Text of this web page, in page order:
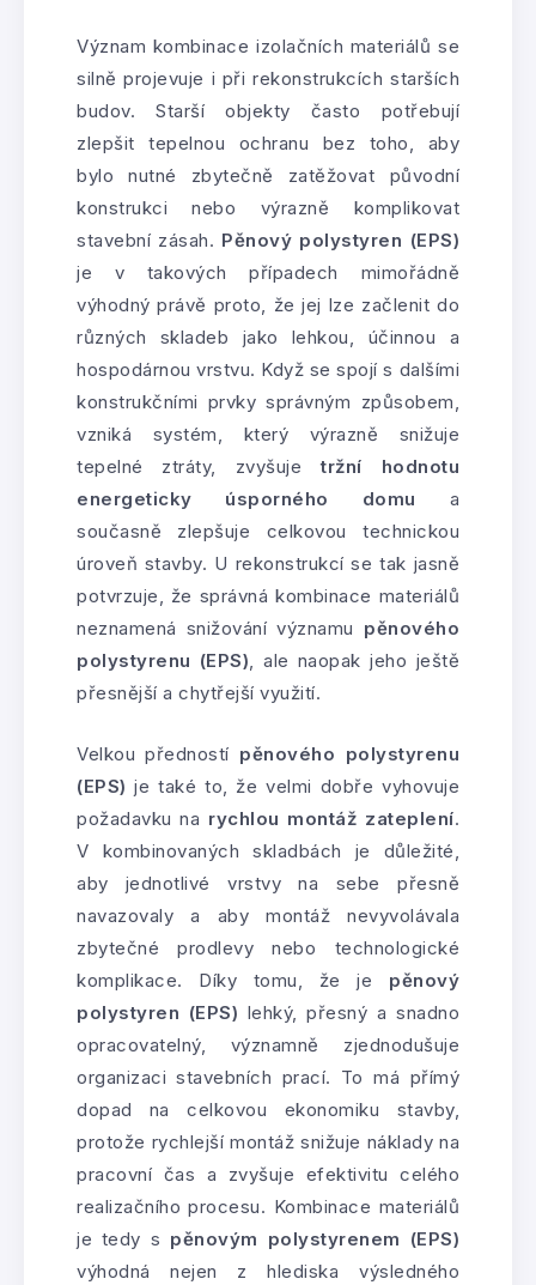
Význam kombinace izolačních materiálů se
silně projevuje i při rekonstrukcích starších
budov. Starší objekty často potřebují
zlepšit tepelnou ochranu bez toho, aby
bylo nutné zbytečně zatěžovat původní
konstrukci nebo výrazně komplikovat
stavební zásah. Pěnový polystyren (EPS)
je v takových případech mimořádně
výhodný právě proto, že jej lze začlenit do
různých skladeb jako lehkou, účinnou a
hospodárnou vrstvu. Když se spojí s dalšími
konstrukčními prvky správným způsobem,
vzniká systém, který výrazně snižuje
tepelné ztráty, zvyšujetržní hodnotu
energeticky úsporného domu a
současně zlepšuje celkovou technickou
úroveň stavby. U rekonstrukcí se tak jasně
potvrzuje, že správná kombinace materiálů
neznamená snižování významu pěnového
polystyrenu (EPS), ale naopak jeho ještě
přesnější a chytřejší využití.
Velkou předností pěnového polystyrenu
(EPS) je také to, že velmi dobře vyhovuje
požadavku na rychlou montáž zateplení.
V kombinovaných skladbách je důležité,
aby jednotlivé vrstvy na sebe přesně
navazovaly a aby montáž nevyvolávala
zbytečné prodlevy nebo technologické
komplikace. Díky tomu, že je pěnový
polystyren (EPS) lehký, přesný a snadno
opracovatelný, významně zjednodušuje
organizaci stavebních prací. To má přímý
dopad na celkovou ekonomiku stavby,
protože rychlejší montáž snižuje náklady na
pracovní čas a zvyšuje efektivitu celého
realizačního procesu. Kombinace materiálů
je tedy s pěnovým polystyrenem (EPS)
výhodná nejen z hlediska výsledného